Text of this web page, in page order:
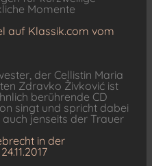
Momente
auf Klassik.com vom
der Cellistin Maria
Zdravko Živković ist
berührende CD
singt und spricht dabei
jenseits der Trauer
in der